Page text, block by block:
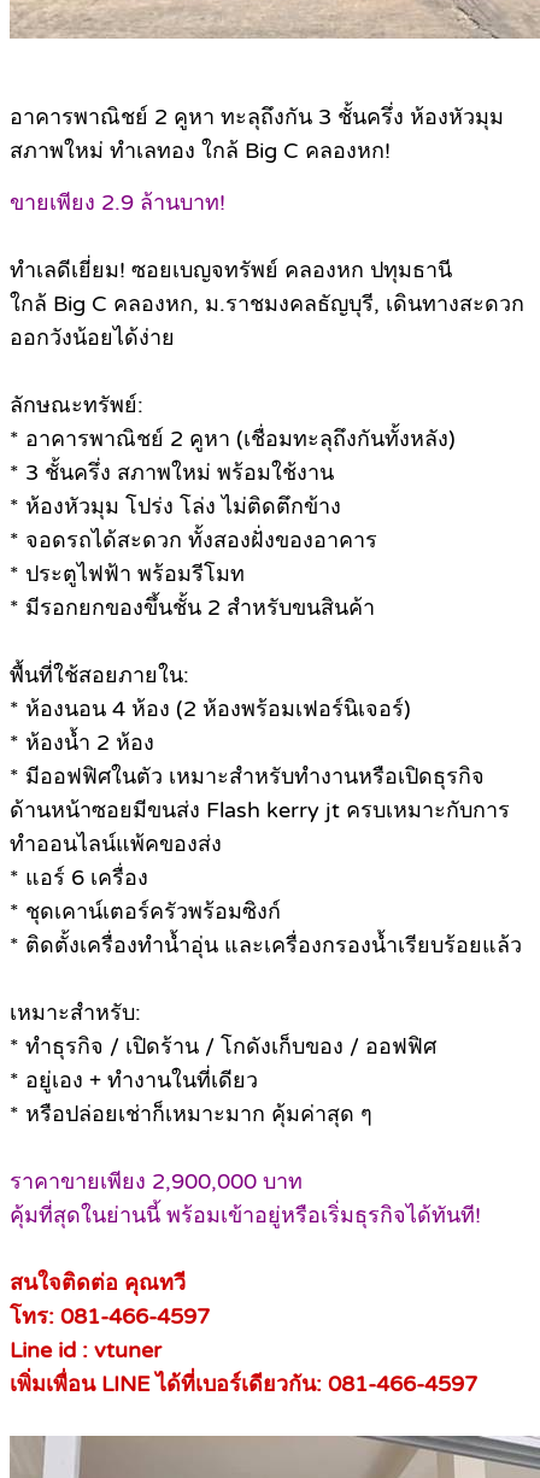
อาคารพาณิชย์ 2 คูหา ทะลุถึงกัน 3 ชั้นครึ่ง ห้องหัวมุม
สภาพใหม่ ทำเลทอง ใกล้ Big C คลองหก!
ขายเพียง 2.9 ล้านบาท!
ทำเลดีเยี่ยม! ซอยเบญจทรัพย์ คลองหก ปทุมธานี
ใกล้ Big C คลองหก, ม.ราชมงคลธัญบุรี, เดินทางสะดวก
ออกวังน้อยได้ง่าย
ลักษณะทรัพย์:
* อาคารพาณิชย์ 2 คูหา (เชื่อมทะลุถึงกันทั้งหลัง)
* 3 ชั้นครึ่ง สภาพใหม่ พร้อมใช้งาน
* ห้องหัวมุม โปร่ง โล่ง ไม่ติดตึกข้าง
* จอดรถได้สะดวก ทั้งสองฝั่งของอาคาร
* ประตูไฟฟ้า พร้อมรีโมท
* มีรอกยกของขึ้นชั้น 2 สำหรับขนสินค้า
พื้นที่ใช้สอยภายใน:
* ห้องนอน 4 ห้อง (2 ห้องพร้อมเฟอร์นิเจอร์)
* ห้องน้ำ 2 ห้อง
* มีออฟฟิศในตัว เหมาะสำหรับทำงานหรือเปิดธุรกิจ
ด้านหน้าซอยมีขนส่ง Flash kerry jt ครบเหมาะกับการ
ทำออนไลน์แพ้คของส่ง
* แอร์ 6 เครื่อง
* ชุดเคาน์เตอร์ครัวพร้อมซิงก์
* ติดตั้งเครื่องทำน้ำอุ่น และเครื่องกรองน้ำเรียบร้อยแล้ว
เหมาะสำหรับ:
* ทำธุรกิจ / เปิดร้าน / โกดังเก็บของ / ออฟฟิศ
* อยู่เอง + ทำงานในที่เดียว
* หรือปล่อยเช่าก็เหมาะมาก คุ้มค่าสุด ๆ
ราคาขายเพียง 2,900,000 บาท
คุ้มที่สุดในย่านนี้ พร้อมเข้าอยู่หรือเริ่มธุรกิจได้ทันที!
สนใจติดต่อ คุณทวี
โทร: 081-466-4597
Line id : vtuner
เพิ่มเพื่อน LINE ได้ที่เบอร์เดียวกัน: 081-466-4597